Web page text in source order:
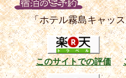
「ホテル霧島キャッ
このサイトでの評価